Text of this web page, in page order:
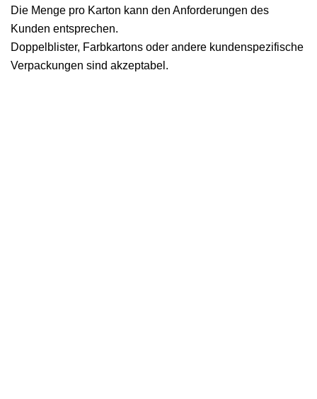
Die Menge pro Karton kann den Anforderungen des
Kunden entsprechen.
Doppelblister, Farbkartons oder andere kundenspezifische
Verpackungen sind akzeptabel.